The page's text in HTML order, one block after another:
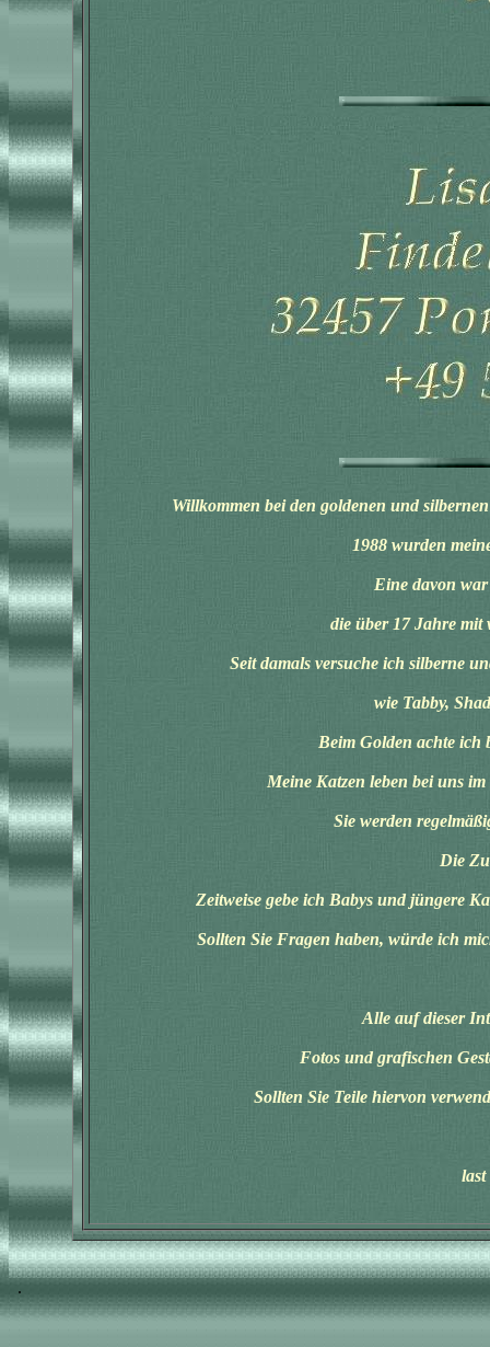
Willkommen bei den goldenen und
1988 wurden
Eine davon
die über 17 Jahre mit
Seit damals versuche ich silberne
wie Tabby,
Beim Golden achte ich
Meine Katzen leben bei uns
Sie werden
Die
Zeitweise gebe ich Babys und jüngere
Sollten Sie Fragen haben, würde ich
Alle auf dieser
Fotos und grafischen
Sollten Sie Teile hiervon
last
.